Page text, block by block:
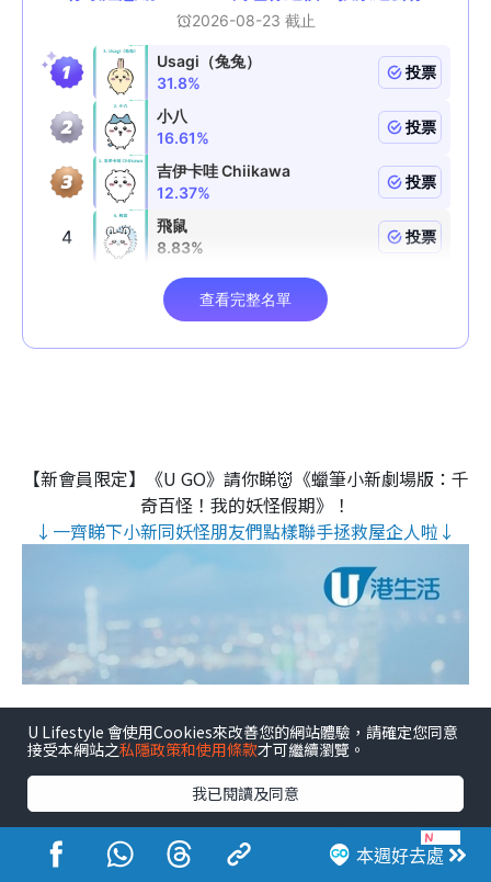
【新會員限定】《U GO》請你睇👹《蠟筆小新劇場版：千
奇百怪！我的妖怪假期》！
↓一齊睇下小新同妖怪朋友們點樣聯手拯救屋企人啦↓
【U GO x CHARGESPOT 夏日消暑企劃⚡】
> 打卡即送充電券！限量1000張🔋送完即止 <
本週好去處
U Lifestyle 會使用Cookies來改善您的網站體驗，請確定您同意
接受本網站之私隱政策和使用條款才可繼續瀏覽。
我已閱讀及同意